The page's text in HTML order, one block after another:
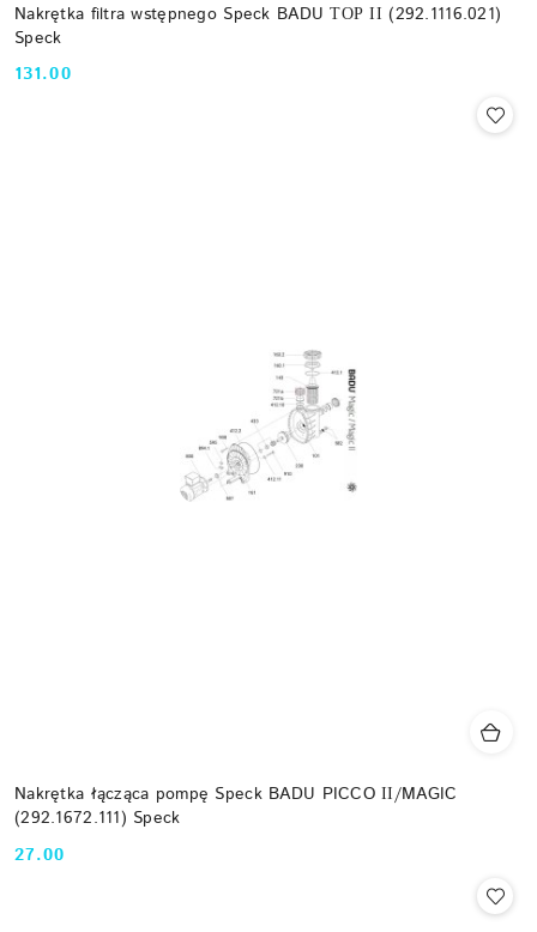
Nakrętka filtra wstępnego Speck BADU ТОР ІІ (292.1116.021)
Speck
Cena:
131.00
Nakrętka łącząca pompę Speck BADU PICCO ІІ/MAGIC
(292.1672.111) Speck
Cena:
27.00